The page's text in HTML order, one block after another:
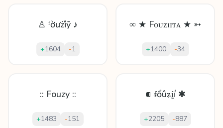
♙ ᶠờưżȉȳ ♪
+1604 -1
∞ ★ Fᴏᴜᴢɪɪᴛᴀ ★ ➳
+1400 -34
:: Fouzy ::
+1483 -151
⁌ ᵮổûʑḭḯ ✱
+2205 -887